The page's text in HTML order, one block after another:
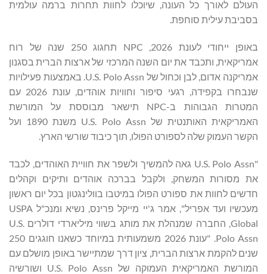
העולם לאורך כל העונה, שיוכלו לחוות תחרות ברמה עולמית
בסביבת עילית סוחפת.
באופן ייחודי לעונת 2026, NPC תחגוג 250 שנה של רוח
אמריקאית, ותכבד את יום השנה המרכזי של ארצות הברית בסגנון
אמריקנה אדום, לבן וכחול של U.S. Polo Assn. באמצעות פעילויות
שנבחרו בקפידה, רגעי סיפור וחוויות אוהדים, עונת 2026 עם
המטרות הגבוהות ב-NPC תישאר מבוססת על המורשת
האמריקאית האותנטית של U.S. Polo Assn משנת 1890 ועל
הקשר העמוק שלה לספורט הפולו, תוך כיבוד שורשי הארץ.
"U.S. Polo Assn גאה להמשיך ולשפר את חוויית האוהדים, לכבד
את מסורות המשחק, ולקבל בברכה אוהדים ותיקים וקהלים
חדשים לחוות את ספורט הפולו במיטבו בוולינגטון בכל יום ראשון
מעכשיו ועד אפריל", אמר ג'יי מייקל פרינס, נשיא ומנכ"ל USPA
Global, החברה שמנהלת את מותג בשווי מיליארדי דולרים U.S.
Polo Assn. "עונת 2026 משמעותית במיוחד כשאנו חוגגים 250
שנים להקמת ארצות הברית, ציון דרך שמתיישר באופן מושלם עם
המורשת האמריקאית העמוקה של U.S. Polo Assn ושורשיה